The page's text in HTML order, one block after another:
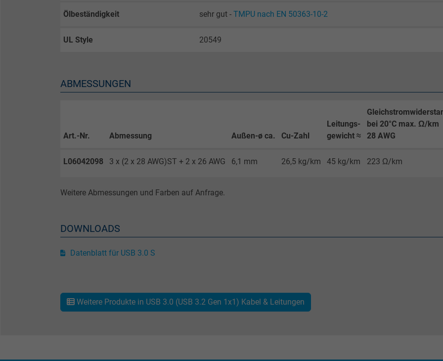
Cookie von Google für Website-Analysen.
Cookie von Google für Website-Analysen.
Besucher die Website nutzt.
Name
Name IDE, Google DoubleClick
Laufzeit 1 Jahr
Ölbeständigkeit sehr gut - TMPU nach EN 50363-10-2
UL Style 20549
ABMESSUNGEN
Art.-Nr. Abmessung Außen-ø ca. Cu-Zahl
Leitungs-
gewicht ≈
bei 20°C max. Ω/km
28 AWG
L06042098 3 x (2 x 28 AWG)ST + 2 x 26 AWG 6,1 mm 26,5 kg/km 45 kg/km 223 Ω/km
Weitere Abmessungen und Farben auf Anfrage.
DOWNLOADS
Datenblatt für USB 3.0 S
Weitere Produkte in USB 3.0 (USB 3.2 Gen 1x1) Kabel & Leitungen